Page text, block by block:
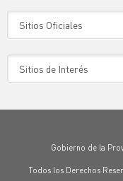
Gobierno de la
Todos los Derechos